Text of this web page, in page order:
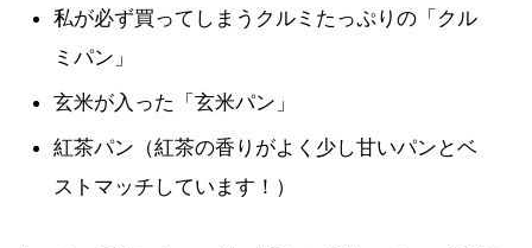
私が必ず買ってしまうクルミたっぷりの「クル
ミパン」
玄米が入った「玄米パン」
紅茶パン（紅茶の香りがよく少し甘いパンとベ
ストマッチしています！）